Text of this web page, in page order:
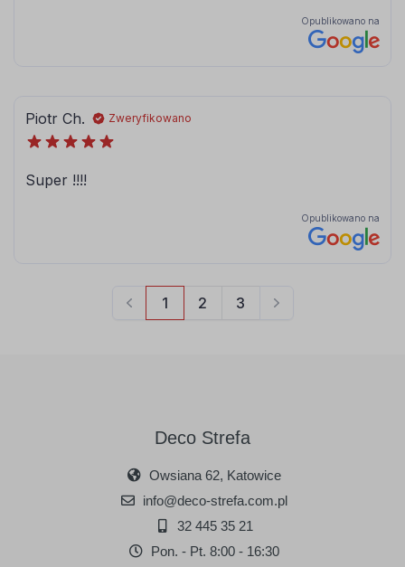
Deco Strefa
Owsiana 62, Katowice
info@deco-strefa.com.pl
32 445 35 21
Pon. - Pt. 8:00 - 16:30